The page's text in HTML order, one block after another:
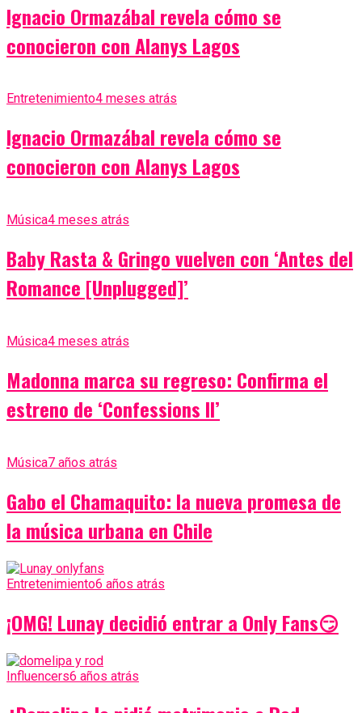
Ignacio Ormazábal revela cómo se
conocieron con Alanys Lagos
Entretenimiento4 meses atrás
Ignacio Ormazábal revela cómo se
conocieron con Alanys Lagos
Música4 meses atrás
Baby Rasta & Gringo vuelven con ‘Antes del
Romance [Unplugged]’
Música4 meses atrás
Madonna marca su regreso: Confirma el
estreno de ‘Confessions II’
Música7 años atrás
Gabo el Chamaquito: la nueva promesa de
la música urbana en Chile
Entretenimiento6 años atrás
¡OMG! Lunay decidió entrar a Only Fans😏
Influencers6 años atrás